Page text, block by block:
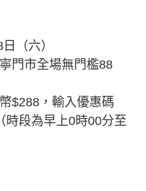
（六）
門市全場無門檻88
$288，輸入優惠碼
時段為早上0時00分至